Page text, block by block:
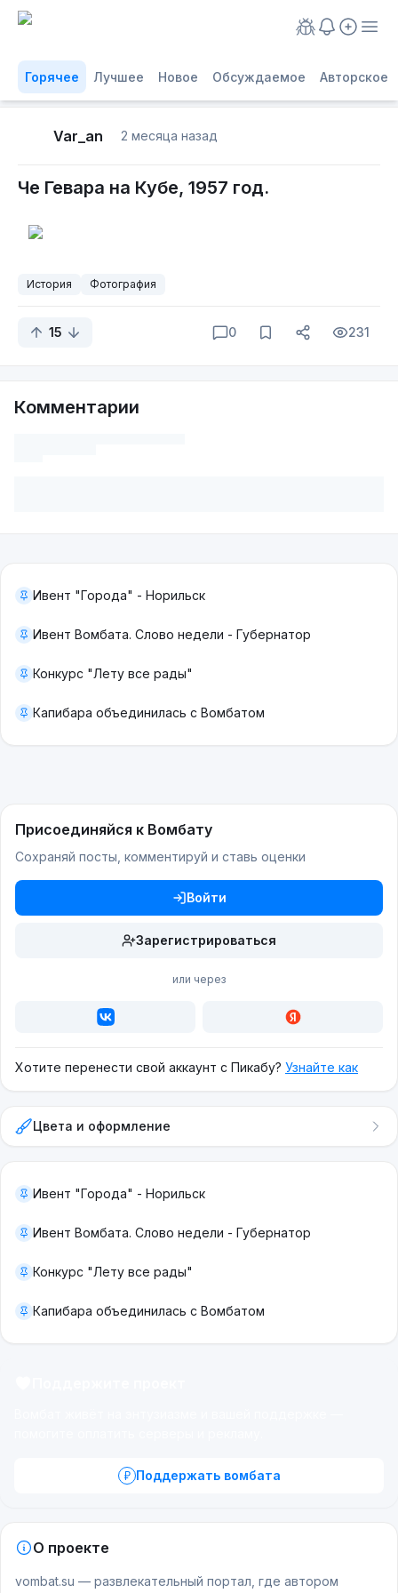
Горячее Лучшее Новое Обсуждаемое Авторское
Var_an 2 месяца назад
Чe Гевaра на Кубe, 1957 год.
История Фотография
15 0 231
Комментарии
Ивент "Города" - Норильск
Ивент Вомбата. Слово недели - Губернатор
Конкурс "Лету все рады"
Капибара объединилась с Вомбатом
Присоединяйся к Вомбату
Сохраняй посты, комментируй и ставь оценки
Войти
Зарегистрироваться
или через
Хотите перенести свой аккаунт с Пикабу? Узнайте как
Цвета и оформление
Ивент "Города" - Норильск
Ивент Вомбата. Слово недели - Губернатор
Конкурс "Лету все рады"
Капибара объединилась с Вомбатом
Поддержать вомбата
О проекте
vombat.su — развлекательный портал, где автором